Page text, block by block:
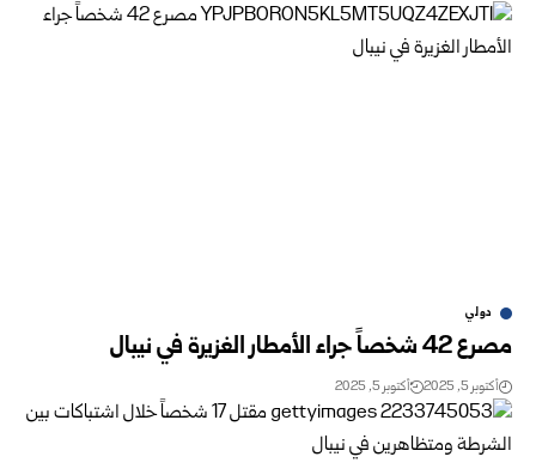
دولي
مصرع 42 شخصاً جراء الأمطار الغزيرة في نيبال
أكتوبر 5, 2025 أكتوبر 5, 2025